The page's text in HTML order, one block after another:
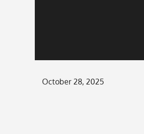
Posted
October 28, 2025